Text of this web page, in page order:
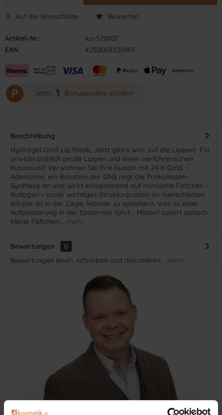
Auf die Wunschliste Bewerten
Artikel-Nr.:
ko-520107
EAN
4250068320183
P Jetzt 1 Bonuspunkte sichern
Beschreibung
​Hydrogel Gold Lip Mask, Jetzt gibt’s was auf die Lippen! Für
unwiderstehlich pralle Lippen und einen verführerischen
Kussmund! Verwöhnen Sie Ihre Kundin mit 24 K Gold. -
Adenosine, ein Baustein der DNS regt die Prokollagen-
Synthese an und wirkt entspannend auf mimische Fältchen -
Kollagen – unser wichtiges Strukturprotein im menschlichen
Körper ist in der Lage, Wasser zu speichern, was zu einer
Aufpolsterung in der Epidermis führt - Mildert sofort optisch
kleine Fältchen;... mehr
Bewertungen
0
Bewertungen lesen, schreiben und diskutieren... mehr